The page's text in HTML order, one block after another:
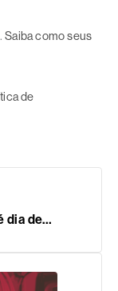
Saiba como seus
de
dia de…